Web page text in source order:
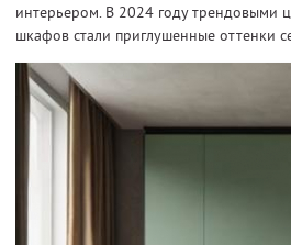
интерьером. В 2024 году трендовыми
шкафов стали приглушенные оттенки